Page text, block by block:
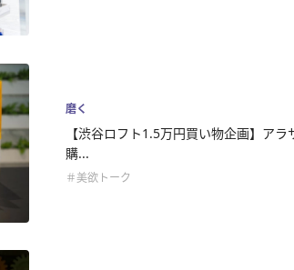
磨く
【渋谷ロフト1.5万円買い物企画】ア
購...
＃美欲トーク